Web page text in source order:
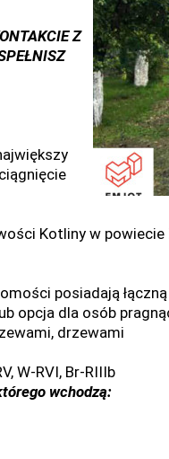
Z
Kotliny w
posiadają
opcja dla osób
drzewami
W-RVI, Br-RIIIb
wchodzą: